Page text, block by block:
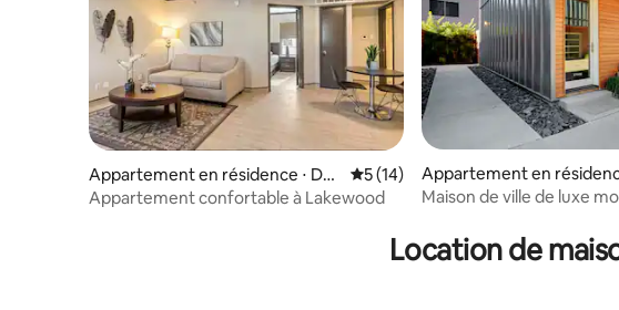
Appartement en résidence ⋅ Dall
as
Évaluation moyenne sur la base
5 (14)
Appartement confortable à Lakewood
Appartement en
Dallas
Maison de ville de luxe
Location de